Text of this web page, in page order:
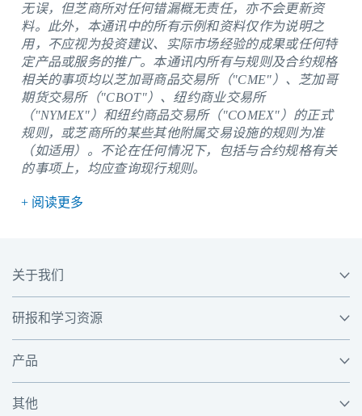
无误，但芝商所对任何错漏概无责任，亦不会更新资
料。此外，本通讯中的所有示例和资料仅作为说明之
用，不应视为投资建议、实际市场经验的成果或任何特
定产品或服务的推广。本通讯内所有与规则及合约规格
相关的事项均以芝加哥商品交易所（"CME"）、芝加哥
期货交易所（"CBOT"）、纽约商业交易所
（"NYMEX"）和纽约商品交易所（"COMEX"）的正式
规则，或芝商所的某些其他附属交易设施的规则为准
（如适用）。不论在任何情况下，包括与合约规格有关
的事项上，均应查询现行规则。
+ 阅读更多
关于我们
研报和学习资源
产品
其他